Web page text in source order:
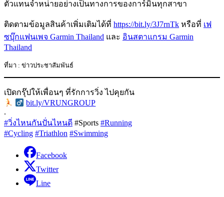
ตัวแทนจำหน่ายอย่างเป็นทางการของการ์มินทุกสาขา
ติดตามข้อมูลสินค้าเพิ่มเติมได้ที่ https://bit.ly/3J7rnTk หรือที่ เฟ
ซบุ๊กแฟนเพจ Garmin Thailand และ อินสตาแกรม Garmin
Thailand
ที่มา : ข่าวประชาสัมพันธ์
เปิดกรุ๊ปให้เพื่อนๆ ที่รักการวิ่ง ไปคุยกัน
bit.ly/VRUNGROUP
.
#วิ่งไหนกันปั่นไหนดี #Sports #Running
#Cycling #Triathlon #Swimming
Facebook
Twitter
Line